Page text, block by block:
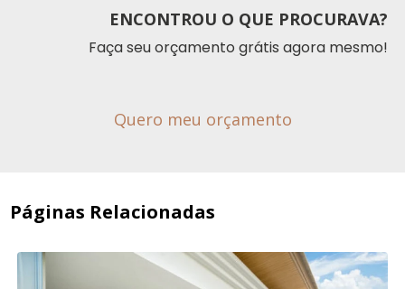
ENCONTROU O QUE PROCURAVA?
Faça seu orçamento grátis agora mesmo!
Quero meu orçamento
Páginas Relacionadas